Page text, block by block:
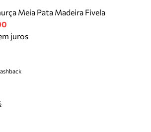
pedidos, devoluções e mais.
pedidos e solicite devoluções.
Meia Pata Madeira Fivela
juros